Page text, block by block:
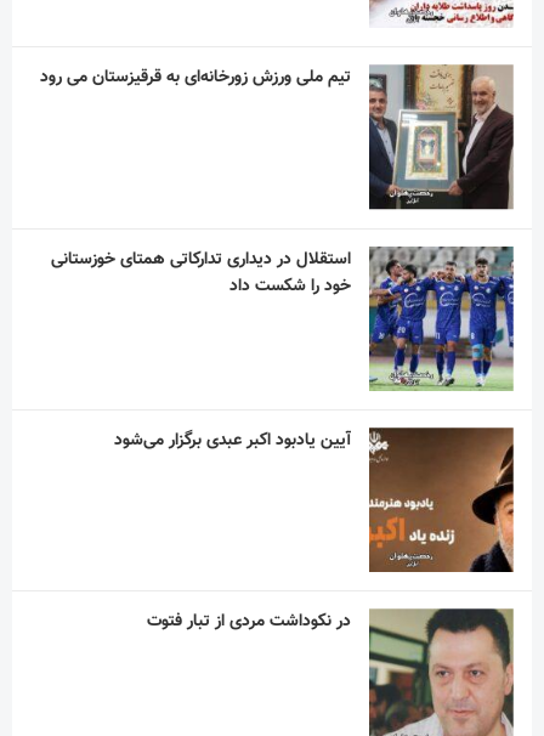
تیم ملی ورزش زورخانه‌ای به قرقیزستان می رود
استقلال در دیداری تدارکاتی همتای خوزستانی
خود را شکست داد
آیین یادبود اکبر عبدی برگزار می‌شود
در نکوداشت مردی از تبار فتوت